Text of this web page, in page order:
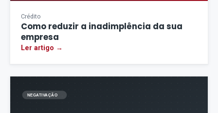
Crédito
Como reduzir a inadimplência da sua
empresa
Ler artigo →